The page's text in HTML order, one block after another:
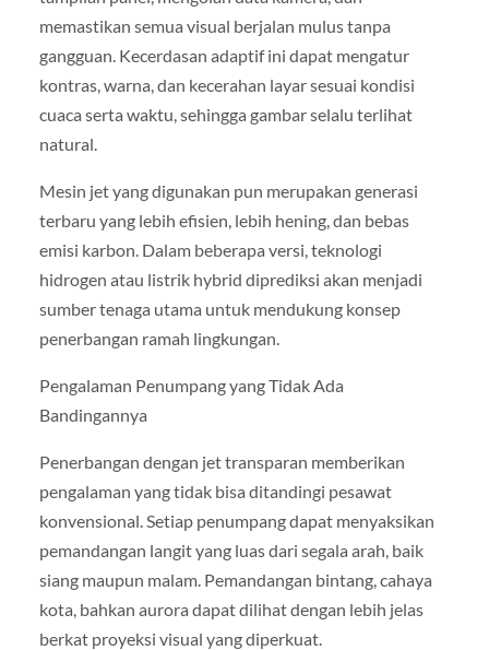
memastikan semua visual berjalan mulus tanpa
gangguan. Kecerdasan adaptif ini dapat mengatur
kontras, warna, dan kecerahan layar sesuai kondisi
cuaca serta waktu, sehingga gambar selalu terlihat
natural.
Mesin jet yang digunakan pun merupakan generasi
terbaru yang lebih efisien, lebih hening, dan bebas
emisi karbon. Dalam beberapa versi, teknologi
hidrogen atau listrik hybrid diprediksi akan menjadi
sumber tenaga utama untuk mendukung konsep
penerbangan ramah lingkungan.
Pengalaman Penumpang yang Tidak Ada
Bandingannya
Penerbangan dengan jet transparan memberikan
pengalaman yang tidak bisa ditandingi pesawat
konvensional. Setiap penumpang dapat menyaksikan
pemandangan langit yang luas dari segala arah, baik
siang maupun malam. Pemandangan bintang, cahaya
kota, bahkan aurora dapat dilihat dengan lebih jelas
berkat proyeksi visual yang diperkuat.